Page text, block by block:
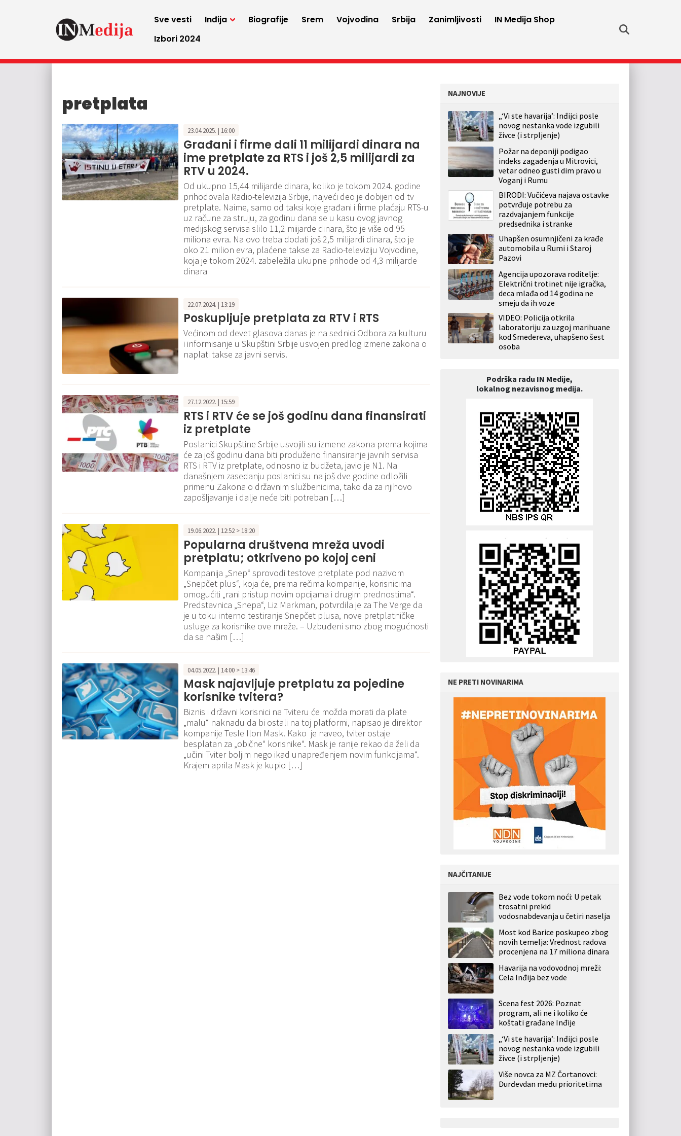
Sve vesti Inđija Biografije Srem Vojvodina Srbija Zanimljivosti
IN Medija Shop
Izbori 2024
pretplata
23.04.2025. | 16:00
Građani i firme dali 11 milijardi dinara na
ime pretplate za RTS i još 2,5 milijardi za
RTV u 2024.
Od ukupno 15,44 milijarde dinara, koliko je tokom 2024. godine
prihodovala Radio-televizija Srbije, najveći deo je dobijen od tv
pretplate. Naime, samo od taksi koje građani i firme plaćaju RTS-u
uz račune za struju, za godinu dana se u kasu ovog javnog
medijskog servisa slilo 11,2 miijarde dinara, što je više od 95
miliona evra. Na ovo treba dodati još 2,5 milijardi dinara, što je
oko 21 milion evra, plaćene takse za Radio-televiziju Vojvodine,
koja je tokom 2024. zabeležila ukupne prihode od 4,3 milijarde
dinara
22.07.2024. | 13:19
Poskupljuje pretplata za RTV i RTS
Većinom od devet glasova danas je na sednici Odbora za kulturu
i informisanje u Skupštini Srbije usvojen predlog izmene zakona o
naplati takse za javni servis.
27.12.2022. | 15:59
RTS i RTV će se još godinu dana finansirati
iz pretplate
Poslanici Skupštine Srbije usvojili su izmene zakona prema kojima
će za još godinu dana biti produženo finansiranje javnih servisa
RTS i RTV iz pretplate, odnosno iz budžeta, javio je N1. Na
današnjem zasedanju poslanici su na još dve godine odložili
primenu Zakona o državnim službenicima, tako da za njihovo
zapošljavanje i dalje neće biti potreban […]
19.06.2022. | 12:52 > 18:20
Popularna društvena mreža uvodi
pretplatu; otkriveno po kojoj ceni
Kompanija „Snep“ sprovodi testove pretplate pod nazivom
„Snepčet plus“, koja će, prema rečima kompanije, korisnicima
omogućiti „rani pristup novim opcijama i drugim prednostima“.
Predstavnica „Snepa“, Liz Markman, potvrdila je za The Verge da
je u toku interno testiranje Snepčet plusa, nove pretplatničke
usluge za korisnike ove mreže. – Uzbuđeni smo zbog mogućnosti
da sa našim […]
04.05.2022. | 14:00 > 13:46
Mask najavljuje pretplatu za pojedine
korisnike tvitera?
Biznis i državni korisnici na Tviteru će možda morati da plate
„malu“ naknadu da bi ostali na toj platformi, napisao je direktor
kompanije Tesle Ilon Mask. Kako je naveo, tviter ostaje
besplatan za „obične“ korisnike“. Mask je ranije rekao da želi da
„učini Tviter boljim nego ikad unapređenjem novim funkcijama“.
Krajem aprila Mask je kupio […]
NAJNOVIJE
„‘Vi ste havarija’: Inđijci posle
novog nestanka vode izgubili
živce (i strpljenje)
Požar na deponiji podigao
indeks zagađenja u Mitrovici,
vetar odneo gusti dim pravo u
Voganj i Rumu
BIRODI: Vučićeva najava ostavke
potvrđuje potrebu za
razdvajanjem funkcije
predsednika i stranke
Uhapšen osumnjičeni za krađe
automobila u Rumi i Staroj
Pazovi
Agencija upozorava roditelje:
Električni trotinet nije igračka,
deca mlađa od 14 godina ne
smeju da ih voze
VIDEO: Policija otkrila
laboratoriju za uzgoj marihuane
kod Smedereva, uhapšeno šest
osoba
Podrška radu IN Medije,
lokalnog nezavisnog medija.
NE PRETI NOVINARIMA
NAJČITANIJE
Bez vode tokom noći: U petak
trosatni prekid
vodosnabdevanja u četiri naselja
Most kod Barice poskupeo zbog
novih temelja: Vrednost radova
procenjena na 17 miliona dinara
Havarija na vodovodnoj mreži:
Cela Inđija bez vode
Scena fest 2026: Poznat
program, ali ne i koliko će
koštati građane Inđije
„‘Vi ste havarija’: Inđijci posle
novog nestanka vode izgubili
živce (i strpljenje)
Više novca za MZ Čortanovci:
Đurđevdan među prioritetima